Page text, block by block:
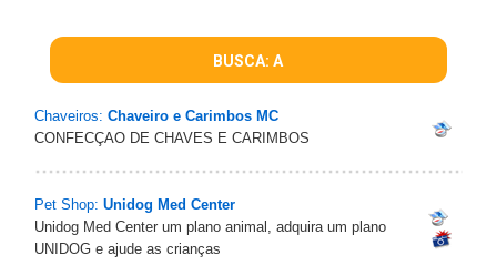
BUSCA: A
Chaveiros: Chaveiro e Carimbos MC
CONFECÇAO DE CHAVES E CARIMBOS
Pet Shop: Unidog Med Center
Unidog Med Center um plano animal, adquira um plano
UNIDOG e ajude as crianças